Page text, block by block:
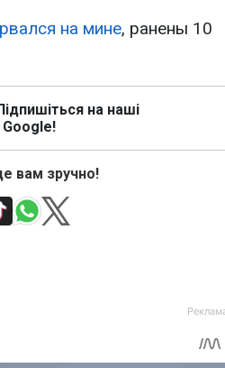
на мине, ранены 10
на наші
вам зручно!